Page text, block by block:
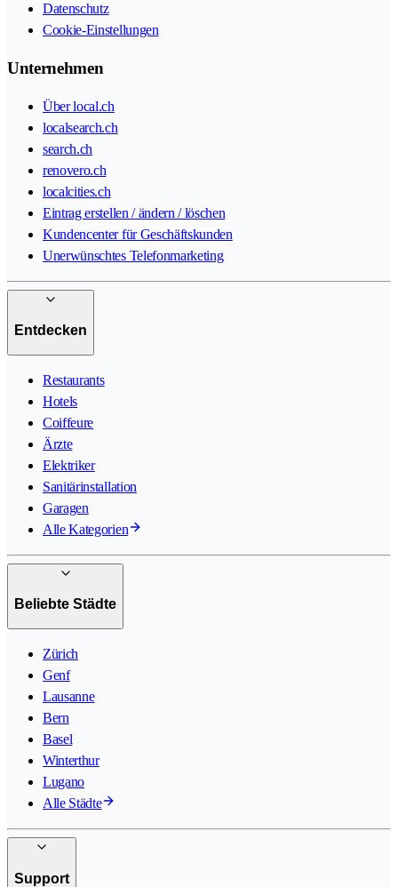
Datenschutz
Cookie-Einstellungen
Unternehmen
Über local.ch
localsearch.ch
search.ch
renovero.ch
localcities.ch
Eintrag erstellen / ändern / löschen
Kundencenter für Geschäftskunden
Unerwünschtes Telefonmarketing
Entdecken
Restaurants
Hotels
Coiffeure
Ärzte
Elektriker
Sanitärinstallation
Garagen
Alle Kategorien
Beliebte Städte
Zürich
Genf
Lausanne
Bern
Basel
Winterthur
Lugano
Alle Städte
Support